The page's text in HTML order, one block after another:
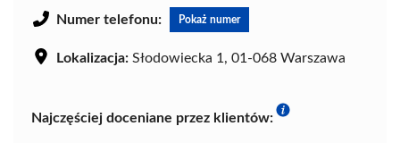
Numer telefonu: Pokaż numer
Lokalizacja: Słodowiecka 1, 01-068 Warszawa
Najczęściej doceniane przez klientów: